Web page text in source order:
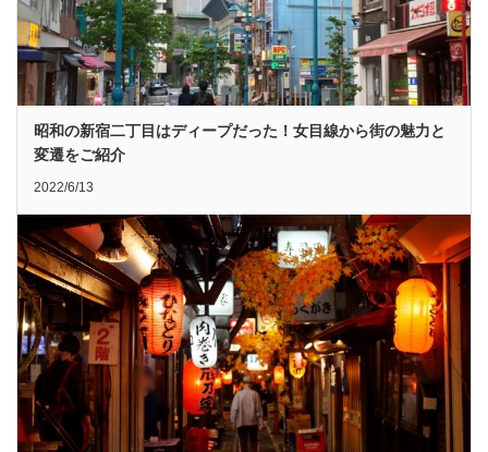
昭和の新宿二丁目はディープだった！女目線から街の魅力と
変遷をご紹介
2022/6/13